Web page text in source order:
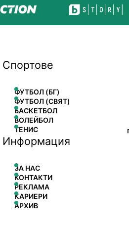
Спортове
ФУТБОЛ (БГ)
ФУТБОЛ (СВЯТ)
БАСКЕТБОЛ
ВОЛЕЙБОЛ
ТЕНИС
Информация
ЗА НАС
КОНТАКТИ
РЕКЛАМА
КАРИЕРИ
АРХИВ